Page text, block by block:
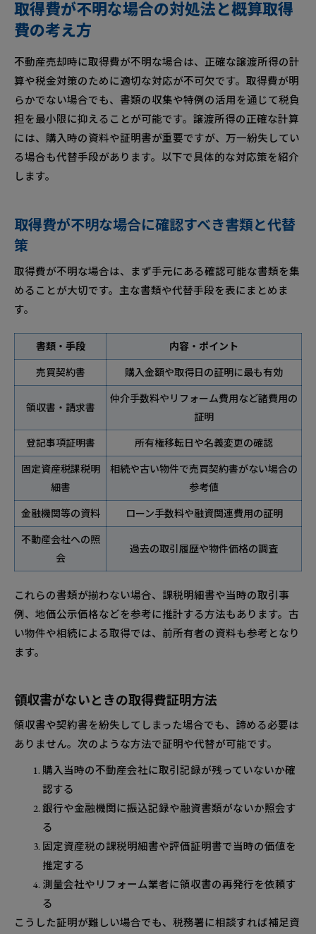
取得費が不明な場合の対処法と概算取得
費の考え方
不動産売却時に取得費が不明な場合は、正確な譲渡所得の計
算や税金対策のために適切な対応が不可欠です。取得費が明
らかでない場合でも、書類の収集や特例の活用を通じて税負
担を最小限に抑えることが可能です。譲渡所得の正確な計算
には、購入時の資料や証明書が重要ですが、万一紛失してい
る場合も代替手段があります。以下で具体的な対応策を紹介
します。
取得費が不明な場合に確認すべき書類と代替
策
取得費が不明な場合は、まず手元にある確認可能な書類を集
めることが大切です。主な書類や代替手段を表にまとめま
す。
書類・手段 内容・ポイント
売買契約書 購入金額や取得日の証明に最も有効
領収書・請求書
仲介手数料やリフォーム費用など諸費用の
証明
登記事項証明書 所有権移転日や名義変更の確認
固定資産税課税明
細書
相続や古い物件で売買契約書がない場合の
参考値
金融機関等の資料 ローン手数料や融資関連費用の証明
不動産会社への照
会
過去の取引履歴や物件価格の調査
これらの書類が揃わない場合、課税明細書や当時の取引事
例、地価公示価格などを参考に推計する方法もあります。古
い物件や相続による取得では、前所有者の資料も参考となり
ます。
領収書がないときの取得費証明方法
領収書や契約書を紛失してしまった場合でも、諦める必要は
ありません。次のような方法で証明や代替が可能です。
購入当時の不動産会社に取引記録が残っていないか確
認する
銀行や金融機関に振込記録や融資書類がないか照会す
る
固定資産税の課税明細書や評価証明書で当時の価値を
推定する
測量会社やリフォーム業者に領収書の再発行を依頼す
る
こうした証明が難しい場合でも、税務署に相談すれば補足資